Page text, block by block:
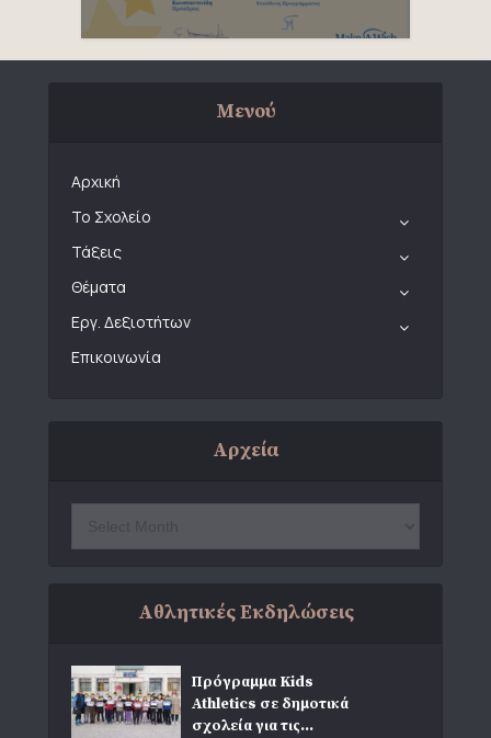
Μενού
Αρχική
Το Σχολείο
Τάξεις
Θέματα
Εργ. Δεξιοτήτων
Επικοινωνία
Αρχεία
Αθλητικές Εκδηλώσεις
Πρόγραμμα Kids
Athletics σε δημοτικά
σχολεία για τις...